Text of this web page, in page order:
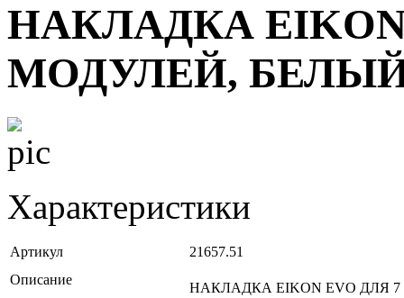
НАКЛАДКА
МОДУЛЕЙ,
Характеристики
Артикул
21657.51
Описание
НАКЛАДКА EIKON EVO ДЛЯ